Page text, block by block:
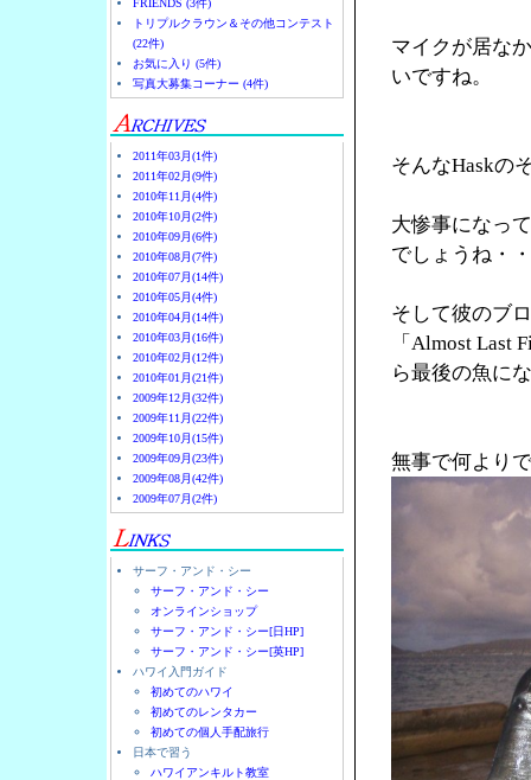
トリプルクラウン＆その他コンテスト
(22件)
お気に入り (5件)
写真大募集コーナー (4件)
2011年03月(1件)
2011年02月(9件)
2010年11月(4件)
2010年10月(2件)
2010年09月(6件)
2010年08月(7件)
2010年07月(14件)
2010年05月(4件)
2010年04月(14件)
2010年03月(16件)
2010年02月(12件)
2010年01月(21件)
2009年12月(32件)
2009年11月(22件)
2009年10月(15件)
2009年09月(23件)
2009年08月(42件)
2009年07月(2件)
サーフ・アンド・シー
サーフ・アンド・シー
オンラインショップ
サーフ・アンド・シー[日HP]
サーフ・アンド・シー[英HP]
ハワイ入門ガイド
初めてのハワイ
初めてのレンタカー
初めての個人手配旅行
日本で習う
ハワイアンキルト教室
マイクが居な
いですね。
そんなHaskの
大惨事になっ
でしょうね・
そして彼のブ
「Almost Last
ら最後の魚に
無事で何より